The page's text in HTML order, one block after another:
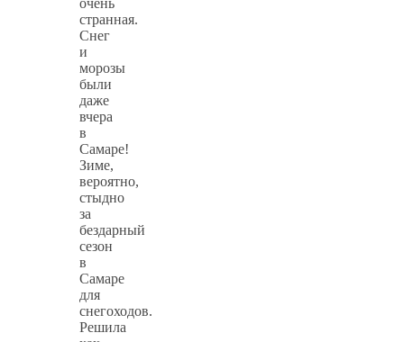
странная.
Снег
и
морозы
были
даже
вчера
в
Самаре!
Зиме,
вероятно,
стыдно
за
бездарный
сезон
в
Самаре
для
снегоходов.
Решила